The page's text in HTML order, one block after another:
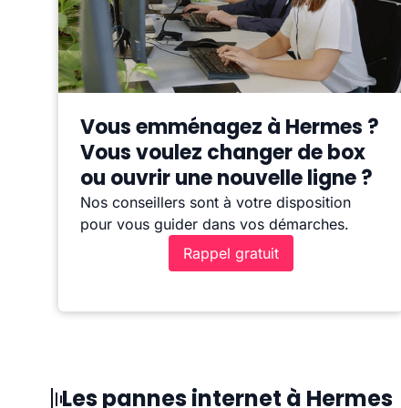
Vous emménagez à Hermes ?
Vous voulez changer de box
ou ouvrir une nouvelle ligne ?
Nos conseillers sont à votre disposition
pour vous guider dans vos démarches.
Rappel gratuit
Les pannes internet à Hermes